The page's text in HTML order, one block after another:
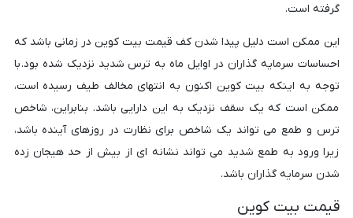
گرفته است.
این ممکن است دلیل پیدا شدن کف قیمت بیت کوین در زمانی باشد که
احساسات سرمایه گذاران در اوایل ماه به ترس شدید نزدیک شده بود. با
توجه به اینکه بیت کوین اکنون به انتهای مخالف طیف رسیده است،
ممکن است که یک سقف نزدیک به این دارایی باشد. بنابراین، شاخص
ترس و طمع می تواند یک شاخص برای نظارت در روزهای آینده باشد،
زیرا ورود به طمع شدید می تواند نشانه ای از بیش از حد هیجان زده
شدن سرمایه گذاران باشد.
قیمت بیت کوین